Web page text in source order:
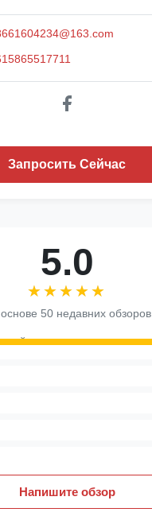
Запросить Сейчас
5.0
★★★★★
★★★★★
50 недавних обзоров
Напишите обзор